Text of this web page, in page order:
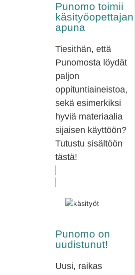
Punomo toimii
käsityöopettajan
apuna
Tiesithän, että
Punomosta löydät
paljon
oppituntiaineistoa,
sekä esimerkiksi
hyviä materiaalia
sijaisen käyttöön?
Tutustu sisältöön
tästä!
Punomo on
uudistunut!
Uusi, raikas